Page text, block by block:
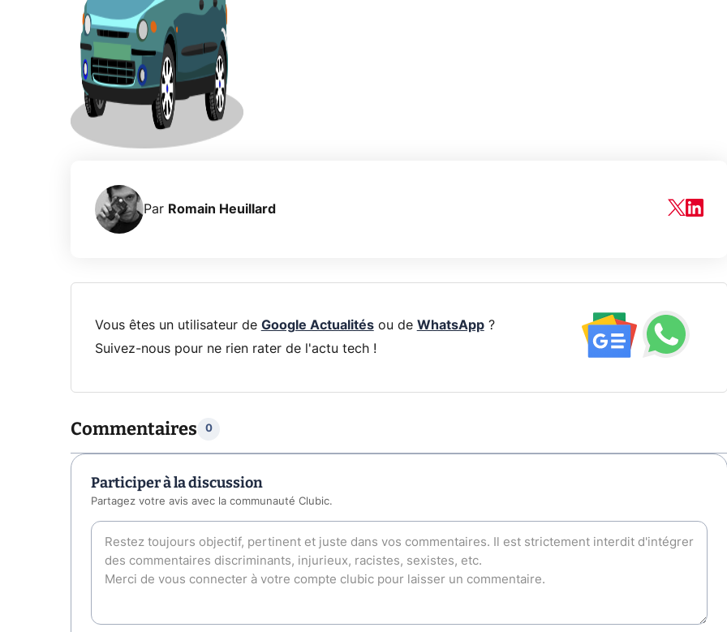
Par Romain Heuillard
Vous êtes un utilisateur de Google Actualitésou de WhatsApp?
Suivez-nous pour ne rien rater de l'actu tech !
Commentaires 0
Participer à la discussion
Partagez votre avis avec la communauté Clubic.